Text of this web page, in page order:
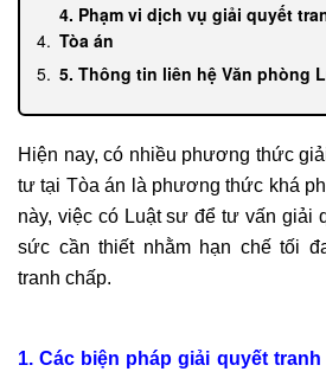
4. Phạm vi dịch vụ giải quyết
Tòa án
5. Thông tin liên hệ Văn phòng
Hiện nay, có nhiều phương thức
tư tại Tòa án là phương thức khá
này, việc có Luật sư để tư vấn giải
sức cần thiết nhằm hạn chế tối
tranh chấp.
1. Các biện pháp giải quyết